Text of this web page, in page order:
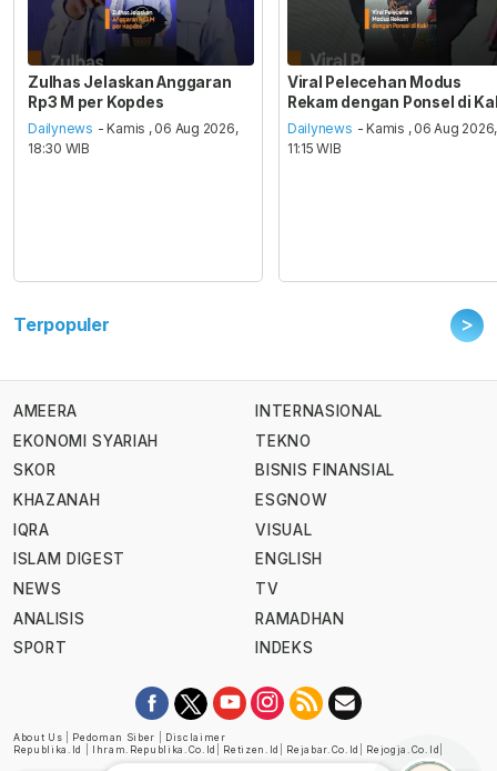
Zulhas Jelaskan Anggaran
Rp3 M per Kopdes
Dailynews - Kamis , 06 Aug 2026,
18:30 WIB
Viral Pelecehan Modus
Rekam dengan Ponsel di
Dailynews - Kamis , 06 Aug 2026,
11:15 WIB
Terpopuler >
AMEERA
EKONOMI SYARIAH
SKOR
KHAZANAH
IQRA
ISLAM DIGEST
NEWS
ANALISIS
SPORT
INTERNASIONAL
TEKNO
BISNIS FINANSIAL
ESGNOW
VISUAL
ENGLISH
TV
RAMADHAN
INDEKS
About Us Pedoman Siber
Disclaimer
Republika.id
Ihram.republika.co.id Retizen.id Rejabar.co.id Rejogja.co.id